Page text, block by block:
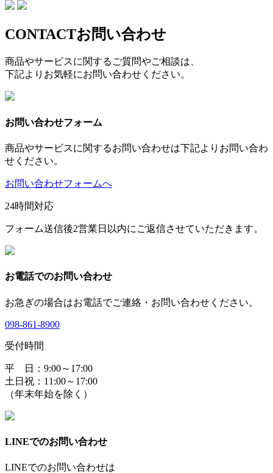
CONTACTお問い合わせ
商品やサービスに関するご質問やご相談は、
下記よりお気軽にお問い合わせください。
お問い合わせフォーム
商品やサービスに関するお問い合わせは下記よりお問い合わ
せください。
お問い合わせフォームへ
24時間対応
フォーム送信後2営業日以内にご返信させていただきます。
お電話でのお問い合わせ
お急ぎの場合はお電話でご連絡・お問い合わせください。
098-861-8900
受付時間
平 日：9:00～17:00
土日祝：11:00～17:00
（年末年始を除く）
LINEでのお問い合わせ
LINEでのお問い合わせは